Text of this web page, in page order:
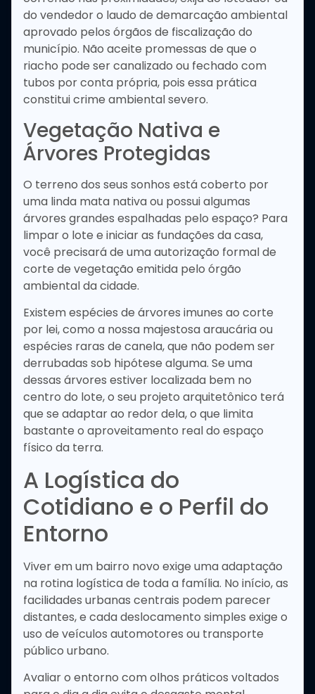
do vendedor o laudo de demarcação ambiental
aprovado pelos órgãos de fiscalização do
município. Não aceite promessas de que o
riacho pode ser canalizado ou fechado com
tubos por conta própria, pois essa prática
constitui crime ambiental severo.
Vegetação Nativa e
Árvores Protegidas
O terreno dos seus sonhos está coberto por
uma linda mata nativa ou possui algumas
árvores grandes espalhadas pelo espaço? Para
limpar o lote e iniciar as fundações da casa,
você precisará de uma autorização formal de
corte de vegetação emitida pelo órgão
ambiental da cidade.
Existem espécies de árvores imunes ao corte
por lei, como a nossa majestosa araucária ou
espécies raras de canela, que não podem ser
derrubadas sob hipótese alguma. Se uma
dessas árvores estiver localizada bem no
centro do lote, o seu projeto arquitetônico terá
que se adaptar ao redor dela, o que limita
bastante o aproveitamento real do espaço
físico da terra.
A Logística do
Cotidiano e o Perfil do
Entorno
Viver em um bairro novo exige uma adaptação
na rotina logística de toda a família. No início, as
facilidades urbanas centrais podem parecer
distantes, e cada deslocamento simples exige o
uso de veículos automotores ou transporte
público urbano.
Avaliar o entorno com olhos práticos voltados